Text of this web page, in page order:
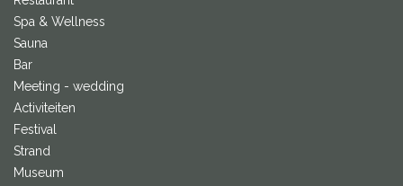
Spa & Wellness
Sauna
Bar
Meeting - wedding
Activiteiten
Festival
Strand
Museum